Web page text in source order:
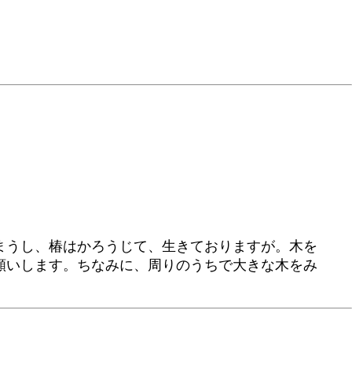
し、椿はかろうじて、生きておりますが。木を
します。ちなみに、周りのうちで大きな木をみ